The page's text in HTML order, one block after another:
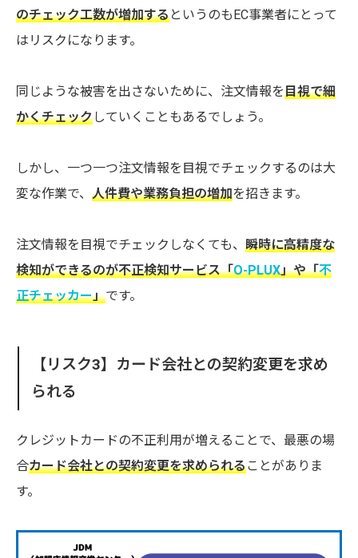
のチェック工数が増加するというのもEC事業者にとって
はリスクになります。
同じような被害を出さないために、注文情報を目視で細
かくチェックしていくこともあるでしょう。
しかし、一つ一つ注文情報を目視でチェックするのは大
変な作業で、 人件費や業務負担の増加を招きます。
注文情報を目視でチェックしなくても、 瞬時に高精度な
検知ができるのが不正検知サービス「O-PLUX」や「不
正チェッカー」です。
【リスク3】カード会社との契約変更を求め
られる
クレジットカードの不正利用が増えることで、最悪の場
合カード会社との契約変更を求められることがありま
す。